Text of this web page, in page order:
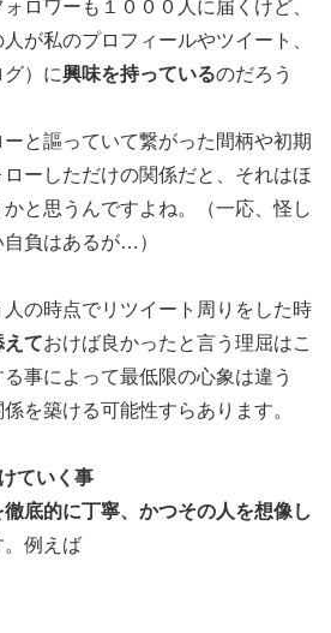
ロワーも１０００人に届くけど、
が私のプロフィールやツイート、
）に興味を持っているのだろう
と謳っていて繋がった間柄や初期
ーしただけの関係だと、それはほ
と思うんですよね。（一応、怪し
負はあるが…）
の時点でリツイート周りをした時
えておけば良かったと言う理屈はこ
事によって最低限の心象は違う
を築ける可能性すらあります。
ていく事
徹底的に丁寧、かつその人を想像し
。例えば